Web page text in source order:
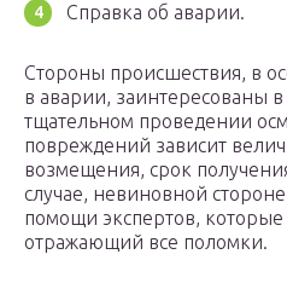
Справка об аварии.
Стороны происшествия, в
в аварии, заинтересованы
тщательном проведении
повреждений зависит
возмещения, срок
случае, невиновной
помощи экспертов, которые
отражающий все поломки.